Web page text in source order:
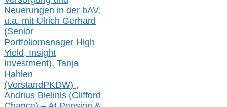
Neuerungen in der bAV,
u.a. mit Ulrich Gerhard
(Senior
Portfoliomanager High
Yield, Insight
Investment), Tanja
Hahlen
(VorstandPKDW) ,
Andrius Bielinis (Clifford